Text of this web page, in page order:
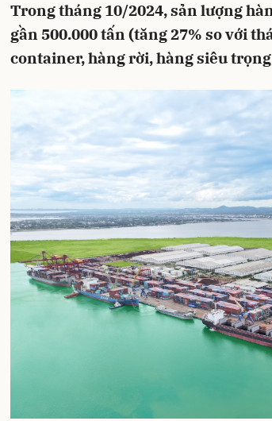
Trong tháng 10/2024, sản lượng
gần 500.000 tấn (tăng 27% so với
container, hàng rời, hàng siêu